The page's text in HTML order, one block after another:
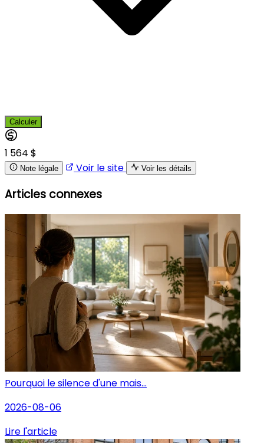
Calculer
1 564 $
Note légale Voir le site Voir les détails
Articles connexes
Pourquoi le silence d'une mais...
2026-08-06
Lire l'article